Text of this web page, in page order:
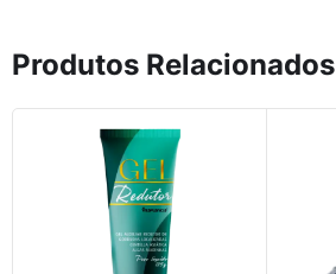
Produtos Relacionados